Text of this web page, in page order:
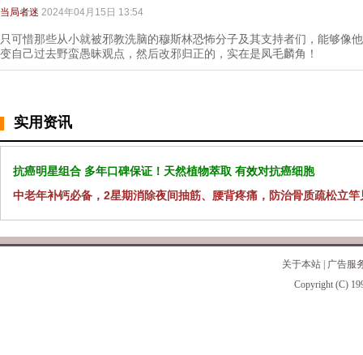
当局者迷 2024年04月15日 13:54
只可惜那些从小就被邪教洗脑的穆斯林恐怖分子及其支持者们，能够像
变自己过去野蛮愚昧观点，然后改邪归正的，实在是凤毛麟角！
实用资讯
抗癌明星组合 多年口碑保证！天然植物萃取 有效对抗癌细胞
中老年补钙必备，2星期消除夜间抽筋、腰背疼痛，防治骨质疏松立竿
关于本站
广告服
Copyright (C)